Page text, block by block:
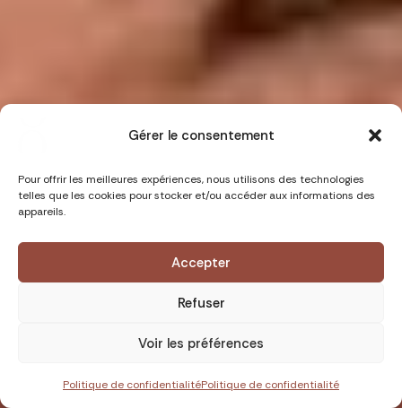
Gérer le consentement
Pour offrir les meilleures expériences, nous utilisons des technologies
telles que les cookies pour stocker et/ou accéder aux informations des
appareils.
Accepter
Refuser
Voir les préférences
Politique de confidentialitéPolitique de confidentialité
Niveau :
Groupe : 4-10 pers.
Degré d'immersion :
Yoga : Vinyasa, Hatha &